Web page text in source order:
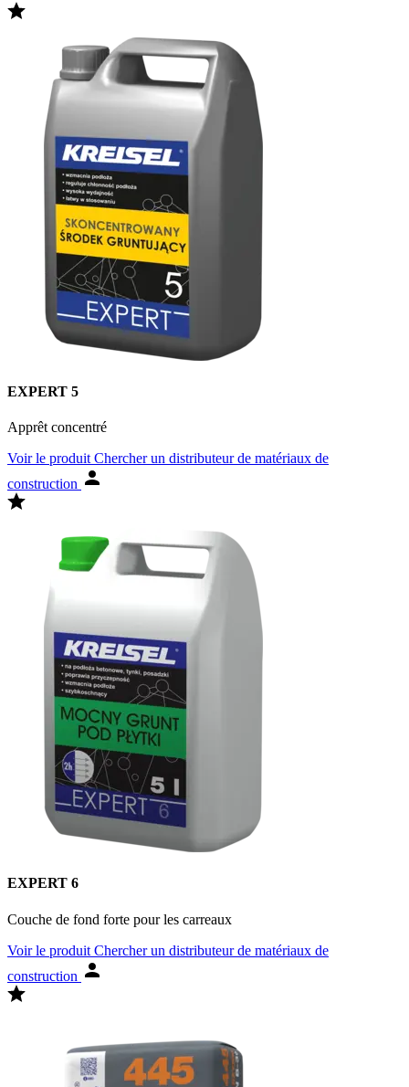
EXPERT 5
Apprêt concentré
Voir le produit Chercher un distributeur de matériaux de
construction
EXPERT 6
Couche de fond forte pour les carreaux
Voir le produit Chercher un distributeur de matériaux de
construction